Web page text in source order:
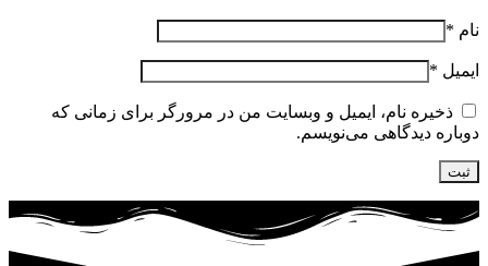
نام *
ایمیل *
ذخیره نام، ایمیل و وبسایت من در مرورگر برای زمانی که
دوباره دیدگاهی می‌نویسم.